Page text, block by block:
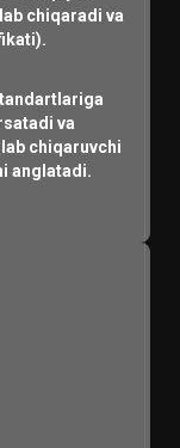
chiqaradi va
va
chiqaruvchi
anglatadi.